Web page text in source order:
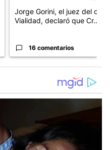
Jorge Gorini, el juez del caso
Vialidad, declaró que Cr...
16 comentarios